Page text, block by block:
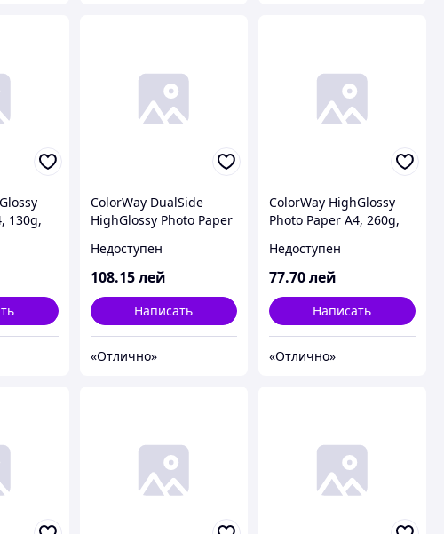
130g,
ColorWay DualSide
HighGlossy Photo Paper
(PGD220020A4)
Недоступен
108.15 лей
Написать
«Отлично»
ColorWay HighGlossy
Photo Paper A4, 260g,
Недоступен
77.70лей
Написать
«Отлично»